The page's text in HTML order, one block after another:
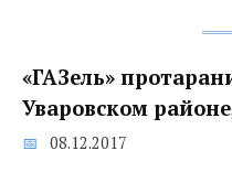
«ГАЗель»
Уваровском
08.12.2017